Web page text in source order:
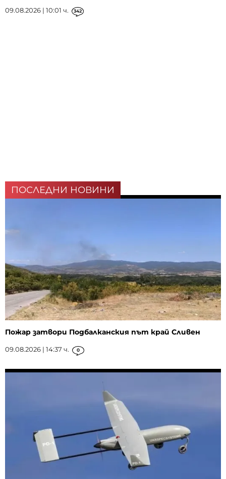
09.08.2026 | 10:01 ч. 342
ПОСЛЕДНИ НОВИНИ
Пожар затвори Подбалканския път край Сливен
09.08.2026 | 14:37 ч. 0